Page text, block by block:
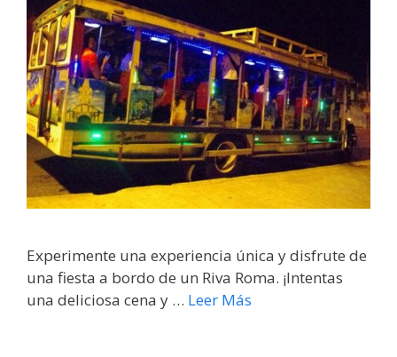
Experimente una experiencia única y disfrute de
una fiesta a bordo de un Riva Roma. ¡Intentas
una deliciosa cena y … Leer Más